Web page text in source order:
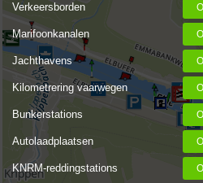
Verkeersborden
Marifoonkanalen
Jachthavens
Kilometrering vaarwegen
Bunkerstations
Autolaadplaatsen
KNRM-reddingstations